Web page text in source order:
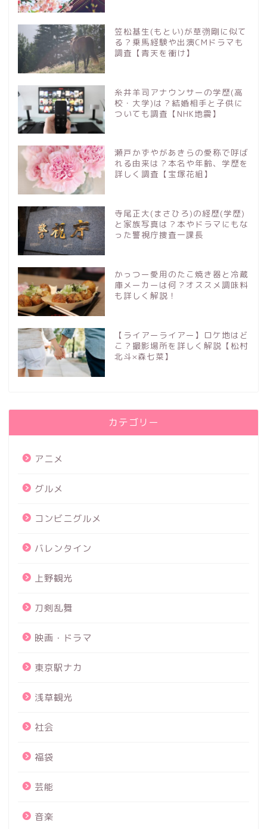
笠松基生(もとい)が草彅剛に似て
る？乗馬経験や出演CMドラマも
調査【青天を衝け】
糸井羊司アナウンサーの学歴(高
校・大学)は？結婚相手と子供に
ついても調査【NHK地震】
瀬戸かずやがあきらの愛称で呼ば
れる由来は？本名や年齢、学歴を
詳しく調査【宝塚花組】
寺尾正大(まさひろ)の経歴(学歴)
と家族写真は？本やドラマにもな
った警視庁捜査一課長
かっつー愛用のたこ焼き器と冷蔵
庫メーカーは何？オススメ調味料
も詳しく解説！
【ライアーライアー】ロケ地はど
こ？撮影場所を詳しく解説【松村
北斗×森七菜】
カテゴリー
アニメ
グルメ
コンビニグルメ
バレンタイン
上野観光
刀剣乱舞
映画・ドラマ
東京駅ナカ
浅草観光
社会
福袋
芸能
音楽